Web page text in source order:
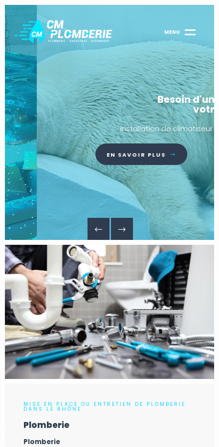
Besoin d'un peu de froid dans
votre intérieur.
Installation de climatiseur dans le Rhône.
EN SAVOIR PLUS
MISE EN PLACE OU ENTRETIEN DE PLOMBERIE
DANS LE RHÔNE
Plomberie
Plomberie